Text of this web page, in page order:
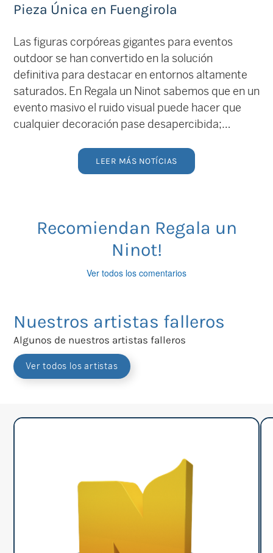
Pieza Única en Fuengirola
Las figuras corpóreas gigantes para eventos
outdoor se han convertido en la solución
definitiva para destacar en entornos altamente
saturados. En Regala un Ninot sabemos que en un
evento masivo el ruido visual puede hacer que
cualquier decoración pase desapercibida;…
LEER MÁS NOTÍCIAS
Recomiendan Regala un
Ninot!
Ver todos los comentarios
Nuestros artistas falleros
Algunos de nuestros artistas falleros
Ver todos los artistas